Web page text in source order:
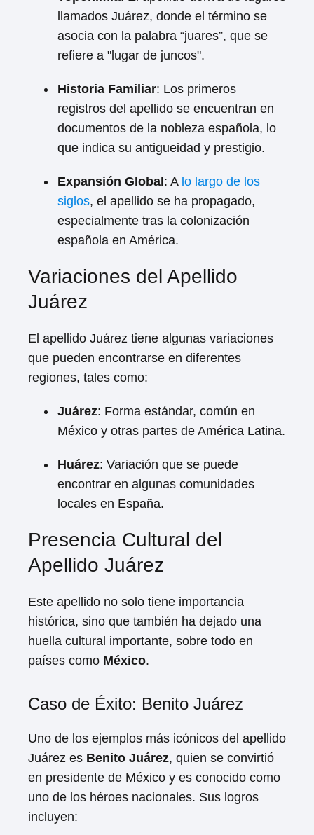
llamados Juárez, donde el término se
asocia con la palabra “juares”, que se
refiere a "lugar de juncos".
Historia Familiar: Los primeros
registros del apellido se encuentran en
documentos de la nobleza española, lo
que indica su antigueidad y prestigio.
Expansión Global : A lo largo de los
siglos, el apellido se ha propagado,
especialmente tras la colonización
española en América.
Variaciones del Apellido
Juárez
El apellido Juárez tiene algunas variaciones
que pueden encontrarse en diferentes
regiones, tales como:
Juárez: Forma estándar, común en
México y otras partes de América Latina.
Huárez: Variación que se puede
encontrar en algunas comunidades
locales en España.
Presencia Cultural del
Apellido Juárez
Este apellido no solo tiene importancia
histórica, sino que también ha dejado una
huella cultural importante, sobre todo en
países como México.
Caso de Éxito: Benito Juárez
Uno de los ejemplos más icónicos del apellido
Juárez es Benito Juárez, quien se convirtió
en presidente de México y es conocido como
uno de los héroes nacionales. Sus logros
incluyen: